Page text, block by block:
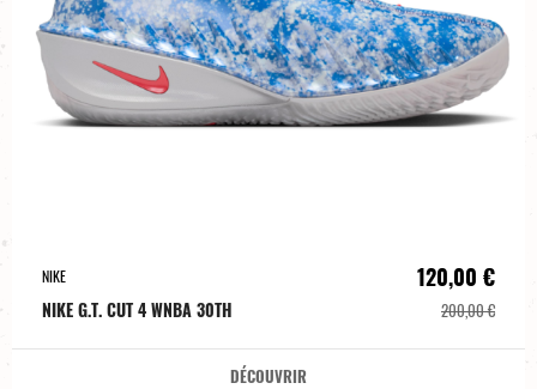
NIKE
NIKE G.T. CUT 4 WNBA 30TH
120,00 €
200,00 €
DÉCOUVRIR